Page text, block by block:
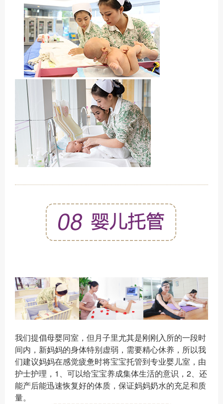
我们提倡母婴同室，但月子里尤其是刚刚入所的一段时
间内，新妈妈的身体特别虚弱，需要精心休养，所以我
们建议妈妈在感觉疲惫时将宝宝托管到专业婴儿室，由
护士护理，1、可以给宝宝养成集体生活的意识，2、还
能产后能迅速恢复好的体质，保证妈妈奶水的充足和质
量。